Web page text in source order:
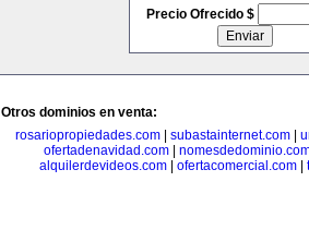
Precio Ofrecido $
Otros dominios en venta:
rosariopropiedades.com| subastainternet.com|
ofertadenavidad.com|
alquilerdevideos.com
ofertacomercial.com